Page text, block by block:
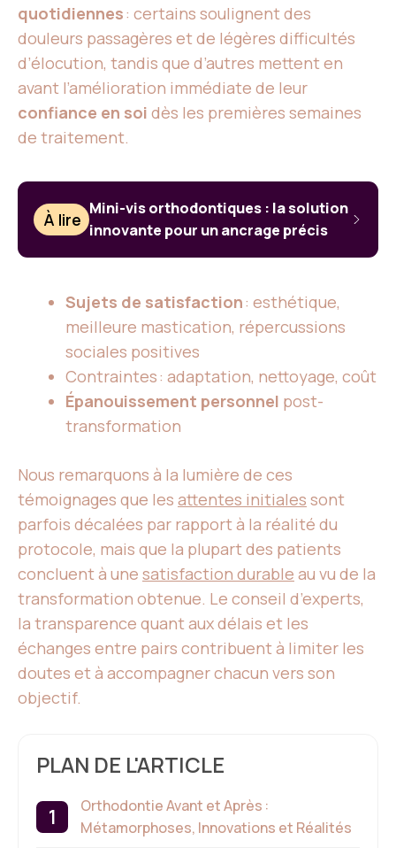
quotidiennes: certains soulignent des
douleurs passagères et de légères difficultés
d’élocution, tandis que d’autres mettent en
avant l’amélioration immédiate de leur
confiance en soi dès les premières semaines
de traitement.
À lire
Mini-vis orthodontiques : la solution
innovante pour un ancrage précis
Sujets de satisfaction: esthétique,
meilleure mastication, répercussions
sociales positives
Contraintes : adaptation, nettoyage, coût
Épanouissement personnel post-
transformation
Nous remarquons à la lumière de ces
témoignages que les attentes initiales sont
parfois décalées par rapport à la réalité du
protocole, mais que la plupart des patients
concluent à une satisfaction durable au vu de la
transformation obtenue. Le conseil d’experts,
la transparence quant aux délais et les
échanges entre pairs contribuent à limiter les
doutes et à accompagner chacun vers son
objectif.
PLAN DE L'ARTICLE
Orthodontie Avant et Après :
Métamorphoses, Innovations et Réalités